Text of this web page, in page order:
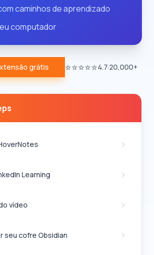
caminhos de aprendizado
computador
grátis ⭐⭐⭐⭐⭐4.7|20,000+
Learning
vídeo
seu cofre Obsidian